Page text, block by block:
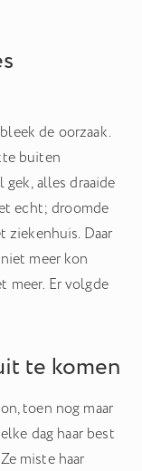
de oorzaak.
buiten
alles draaide
echt; droomde
ziekenhuis. Daar
meer kon
meer. Er volgde
te komen
toen nog maar
dag haar best
miste haar